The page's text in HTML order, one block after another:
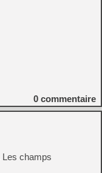
0 commentaire
Les champs